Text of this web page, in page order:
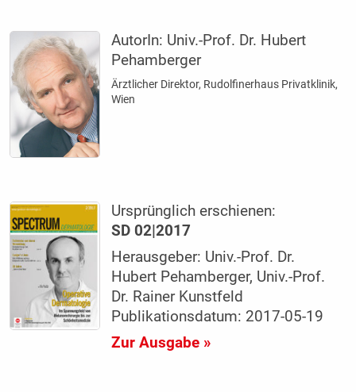
AutorIn: Univ.-Prof. Dr. Hubert
Pehamberger
Ärztlicher Direktor, Rudolfinerhaus Privatklinik,
Wien
Ursprünglich erschienen:
SD 02|2017
Herausgeber: Univ.-Prof. Dr.
Hubert Pehamberger, Univ.-Prof.
Dr. Rainer Kunstfeld
Publikationsdatum: 2017-05-19
Zur Ausgabe »